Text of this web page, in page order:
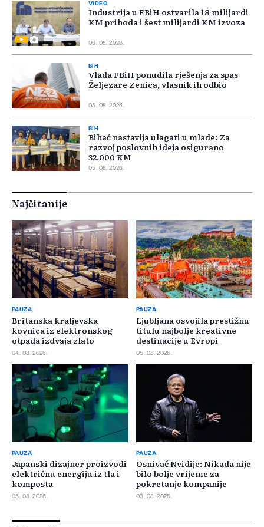
VIDEO
Industrija u FBiH ostvarila 18 milijardi
KM prihoda i šest milijardi KM izvoza
06. 08. 2026.
BIH
Vlada FBiH ponudila rješenja za spas
Željezare Zenica, vlasnik ih odbio
05. 08. 2026.
BIH
Bihać nastavlja ulagati u mlade: Za
razvoj poslovnih ideja osigurano
32.000 KM
05. 08. 2026.
Najčitanije
PAUZA
Britanska kraljevska
kovnica iz elektronskog
otpada izdvaja zlato
04. 08. 2026.
PAUZA
Ljubljana osvojila prestižnu
titulu najbolje kreativne
destinacije u Evropi
05. 08. 2026.
PAUZA
Japanski dizajner proizvodi
električnu energiju iz tla i
komposta
05. 08. 2026.
PAUZA
Osnivač Nvidije: Nikada nije
bilo bolje vrijeme za
pokretanje kompanije
03. 08. 2026.